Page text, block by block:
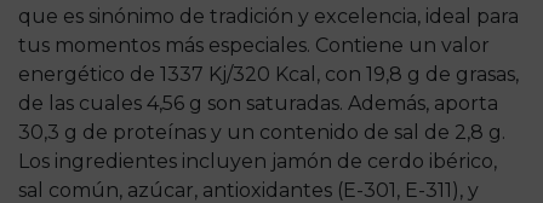
que es sinónimo de tradición y excelencia, ideal para
tus momentos más especiales. Contiene un valor
energético de 1337 Kj/320 Kcal, con 19,8 g de grasas,
de las cuales 4,56 g son saturadas. Además, aporta
30,3 g de proteínas y un contenido de sal de 2,8 g.
Los ingredientes incluyen jamón de cerdo ibérico,
sal común, azúcar, antioxidantes (E-301, E-311), y